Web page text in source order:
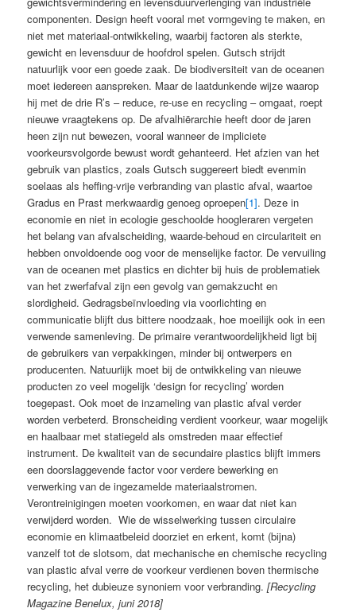
componenten. Design heeft vooral met vormgeving te maken, en
niet met materiaal-ontwikkeling, waarbij factoren als sterkte,
gewicht en levensduur de hoofdrol spelen. Gutsch strijdt
natuurlijk voor een goede zaak. De biodiversiteit van de oceanen
moet iedereen aanspreken. Maar de laatdunkende wijze waarop
hij met de drie R’s – reduce, re-use en recycling – omgaat, roept
nieuwe vraagtekens op. De afvalhiërarchie heeft door de jaren
heen zijn nut bewezen, vooral wanneer de impliciete
voorkeursvolgorde bewust wordt gehanteerd. Het afzien van het
gebruik van plastics, zoals Gutsch suggereert biedt evenmin
soelaas als heffing-vrije verbranding van plastic afval, waartoe
Gradus en Prast merkwaardig genoeg oproepen[1]. Deze in
economie en niet in ecologie geschoolde hoogleraren vergeten
het belang van afvalscheiding, waarde-behoud en circulariteit en
hebben onvoldoende oog voor de menselijke factor. De vervuiling
van de oceanen met plastics en dichter bij huis de problematiek
van het zwerfafval zijn een gevolg van gemakzucht en
slordigheid. Gedragsbeïnvloeding via voorlichting en
communicatie blijft dus bittere noodzaak, hoe moeilijk ook in een
verwende samenleving. De primaire verantwoordelijkheid ligt bij
de gebruikers van verpakkingen, minder bij ontwerpers en
producenten. Natuurlijk moet bij de ontwikkeling van nieuwe
producten zo veel mogelijk ‘design for recycling’ worden
toegepast. Ook moet de inzameling van plastic afval verder
worden verbeterd. Bronscheiding verdient voorkeur, waar mogelijk
en haalbaar met statiegeld als omstreden maar effectief
instrument. De kwaliteit van de secundaire plastics blijft immers
een doorslaggevende factor voor verdere bewerking en
verwerking van de ingezamelde materiaalstromen.
Verontreinigingen moeten voorkomen, en waar dat niet kan
verwijderd worden. Wie de wisselwerking tussen circulaire
economie en klimaatbeleid doorziet en erkent, komt (bijna)
vanzelf tot de slotsom, dat mechanische en chemische recycling
van plastic afval verre de voorkeur verdienen boven thermische
recycling, het dubieuze synoniem voor verbranding.[Recycling
Magazine Benelux, juni 2018]